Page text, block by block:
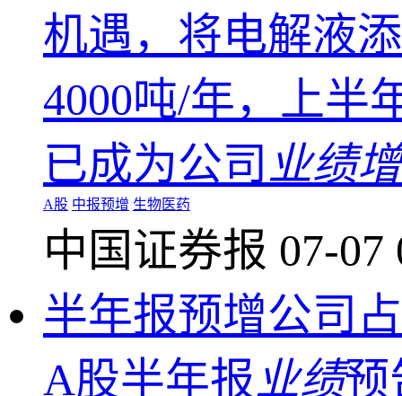
机遇，将电解液
4000吨/年，上半
已成为公司 业绩
A股 中报预增 生物医药
中国证券报 07-07
半年报预增公司
A股半年报业绩预